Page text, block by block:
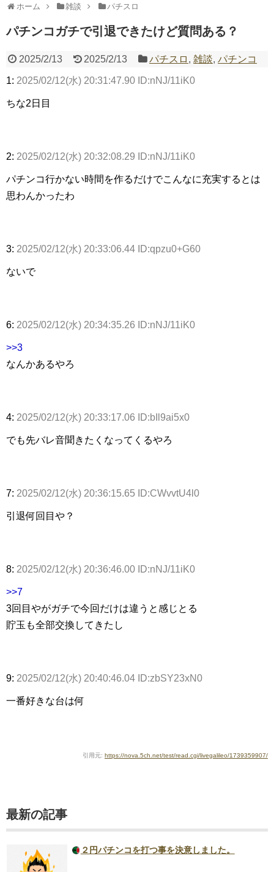
無職のパチンコカス(22)なんやが、ワイの人生どれくら
AngelBeats!とかいうクソアニメの思い出ｗｗｗ
ホーム 雑談 パチスロ
パチンコガチで引退できたけど質問ある？
2025/2/13 2025/2/13 パチスロ ,雑談,パチンコ
1: 2025/02/12(水) 20:31:47.90 ID:nNJ/11iK0
ちな2日目
2: 2025/02/12(水) 20:32:08.29 ID:nNJ/11iK0
パチンコ行かない時間を作るだけでこんなに充実するとは
思わんかったわ
3: 2025/02/12(水) 20:33:06.44 ID:qpzu0+G60
ないで
6: 2025/02/12(水) 20:34:35.26 ID:nNJ/11iK0
>>3
なんかあるやろ
4: 2025/02/12(水) 20:33:17.06 ID:bIl9ai5x0
でも先バレ音聞きたくなってくるやろ
7: 2025/02/12(水) 20:36:15.65 ID:CWvvtU4l0
引退何回目や？
8: 2025/02/12(水) 20:36:46.00 ID:nNJ/11iK0
>>7
3回目やがガチで今回だけは違うと感じとる
貯玉も全部交換してきたし
9: 2025/02/12(水) 20:40:46.04 ID:zbSY23xN0
一番好きな台は何
引用元: https://nova.5ch.net/test/read.cgi/livegalileo/1739359907/
最新の記事
２円パチンコを打つ事を決意しました。